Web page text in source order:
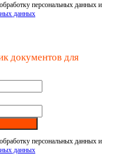
персональных данных и
данных
документов для
персональных данных и
данных